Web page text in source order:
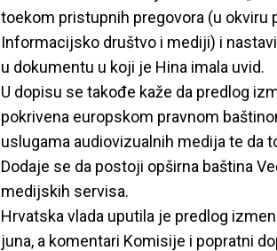
toekom pristupnih pregovora (u okviru
Informacijsko društvo i mediji) i
u dokumentu u koji je Hina imala uvid.
U dopisu se takođe kaže da predlog
pokrivena europskom pravnom
uslugama audiovizualnih medija te da
Dodaje se da postoji opširna baština
medijskih servisa.
Hrvatska vlada uputila je predlog
juna, a komentari Komisije i popratni